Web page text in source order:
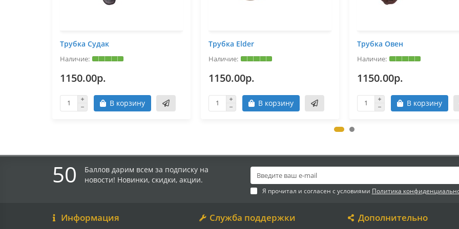
Трубка Судак
1150.00р.
В корзину
Трубка Elder
1150.00р.
В корзину
Трубка Овен
1150.00р.
В корзину
50
Баллов дарим всем за подписку на
новости! Новинки, скидки, акции.
Я прочитал и согласен с условиями Политика
Информация Служба поддержки Дополнительно